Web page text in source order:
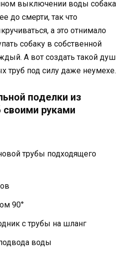
выключении воды собака
до смерти, так что
а это отнимало
собаку в собственной
А вот создать такой душ
труб под силу даже неумехе.
поделки из
своими руками
трубы подходящего
90°
с трубы на шланг
воды